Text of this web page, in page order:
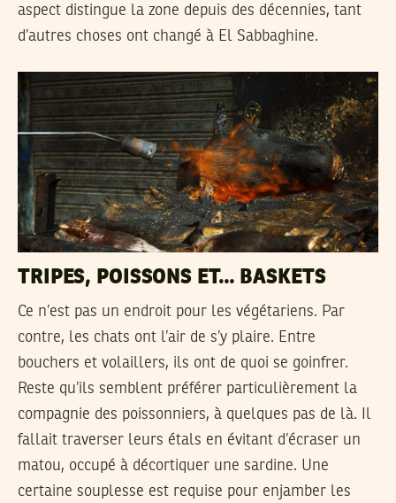
aspect distingue la zone depuis des décennies, tant
d’autres choses ont changé à El Sabbaghine.
TRIPES, POISSONS ET… BASKETS
Ce n’est pas un endroit pour les végétariens. Par
contre, les chats ont l’air de s’y plaire. Entre
bouchers et volaillers, ils ont de quoi se goinfrer.
Reste qu’ils semblent préférer particulièrement la
compagnie des poissonniers, à quelques pas de là. Il
fallait traverser leurs étals en évitant d’écraser un
matou, occupé à décortiquer une sardine. Une
certaine souplesse est requise pour enjamber les